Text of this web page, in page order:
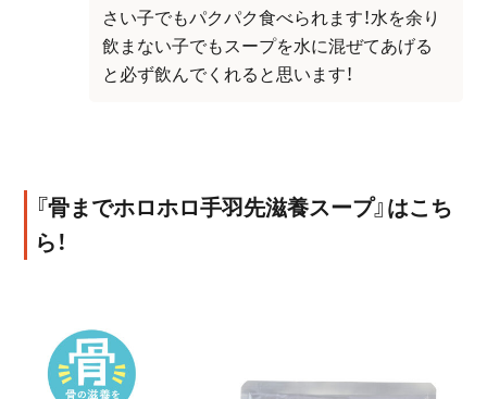
さい子でもパクパク食べられます！水を余り
飲まない子でもスープを水に混ぜてあげる
と必ず飲んでくれると思います！
『骨までホロホロ手羽先滋養スープ』はこち
ら！